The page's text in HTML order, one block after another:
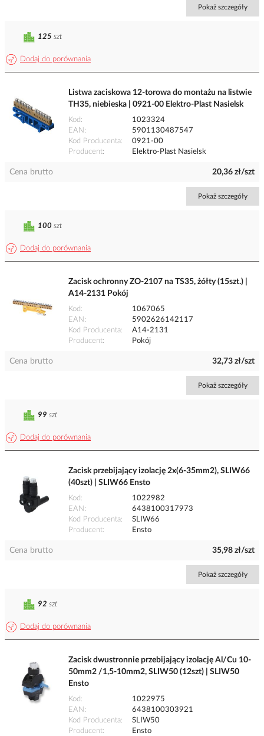
Pokaż szczegóły
Dodaj do porównania
125 szt
Listwa zaciskowa 12-torowa do montażu na listwie
TH35, niebieska | 0921-00 Elektro-Plast Nasielsk
Kod
1023324
EAN
5901130487547
Kod Producenta
0921-00
Producent
Elektro-Plast Nasielsk
Cena brutto 20,36 zł/szt
Pokaż szczegóły
Dodaj do porównania
100 szt
Zacisk ochronny ZO-2107 na TS35, żółty (15szt.) |
A14-2131 Pokój
Kod
1067065
EAN
5902626142117
Kod Producenta
A14-2131
Producent
Pokój
Cena brutto 32,73 zł/szt
Pokaż szczegóły
Dodaj do porównania
99 szt
Zacisk przebijający izolację 2x(6-35mm2), SLIW66
(40szt) | SLIW66 Ensto
Kod
1022982
EAN
6438100317973
Kod Producenta
SLIW66
Producent
Ensto
Cena brutto 35,98 zł/szt
Pokaż szczegóły
Dodaj do porównania
92 szt
Zacisk dwustronnie przebijający izolację Al/Cu 10-
50mm2 /1,5-10mm2, SLIW50 (12szt) | SLIW50
Ensto
Kod
1022975
EAN
6438100303921
Kod Producenta
SLIW50
Producent
Ensto